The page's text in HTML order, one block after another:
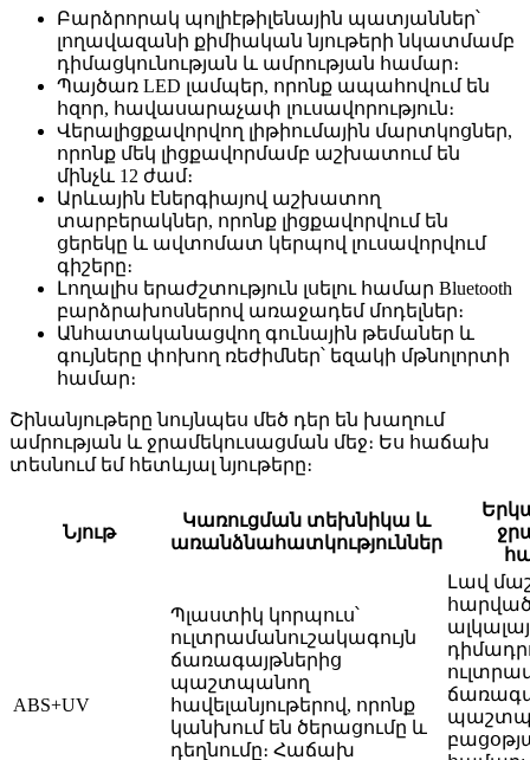
Բարձրորակ պոլիէթիլենային պատյաններ՝
լողավազանի քիմիական նյութերի նկատմամբ
դիմացկունության և ամրության համար։
Պայծառ LED լամպեր, որոնք ապահովում են
հզոր, հավասարաչափ լուսավորություն։
Վերալիցքավորվող լիթիումային մարտկոցներ,
որոնք մեկ լիցքավորմամբ աշխատում են
մինչև 12 ժամ։
Արևային էներգիայով աշխատող
տարբերակներ, որոնք լիցքավորվում են
ցերեկը և ավտոմատ կերպով լուսավորվում
գիշերը։
Լողալիս երաժշտություն լսելու համար Bluetooth
բարձրախոսներով առաջադեմ մոդելներ։
Անհատականացվող գունային թեմաներ և
գույները փոխող ռեժիմներ՝ եզակի մթնոլորտի
համար։
Շինանյութերը նույնպես մեծ դեր են խաղում
ամրության և ջրամեկուսացման մեջ։ Ես հաճախ
տեսնում եմ հետևյալ նյութերը։
Նյութ
Կառուցման տեխնիկա և
առանձնահատկություններ
ABS+UV
Պլաստիկ կորպուս՝
ուլտրամանուշակագույն
ճառագայթներից
պաշտպանող
հավելանյութերով, որոնք
կանխում են ծերացումը և
դեղնումը։ Հաճախ
Լավ